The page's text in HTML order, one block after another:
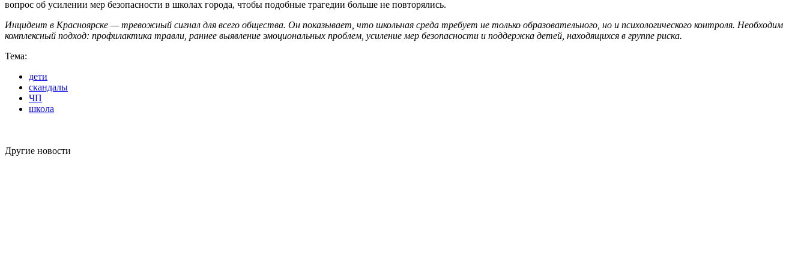
вопрос об усилении мер безопасности в школах города, чтобы подобные трагедии больше не повторялись.
Инцидент в Красноярске — тревожный сигнал для всего общества. Он показывает, что школьная среда требует не только образовательного, но и психологического контроля. Необходим
комплексный подход: профилактика травли, раннее выявление эмоциональных проблем, усиление мер безопасности и поддержка детей, находящихся в группе риска.
Тема:
дети
скандалы
ЧП
школа
Другие новости